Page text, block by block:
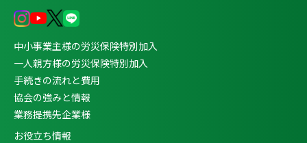
中小事業主様の労災保険特別加入
一人親方様の労災保険特別加入
手続きの流れと費用
協会の強みと情報
業務提携先企業様
お役立ち情報